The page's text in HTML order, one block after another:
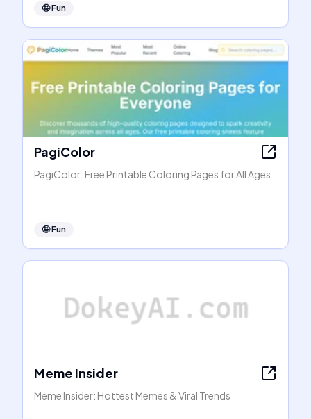
🤪Fun
PagiColor
PagiColor: Free Printable Coloring Pages for All Ages
🤪Fun
Meme Insider
Meme Insider: Hottest Memes & Viral Trends